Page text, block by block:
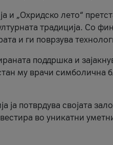
и „Охридско лето“
традиција. Со
и ги поврзува
поддршка и
му врачи симболична
ја потврдува својата
во уникатни